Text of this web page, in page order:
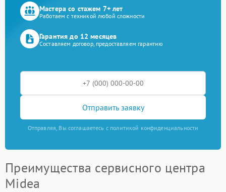
Мастера со стажем 7+ лет
Работаем с техникой любой сложности
Гарантия до 12 месяцев
Составляем договор, предоставляем гарантию
Отправить заявку
Отправляя, Вы соглашаетесь с политикой конфиденциальности
Преимущества сервисного центра
Midea